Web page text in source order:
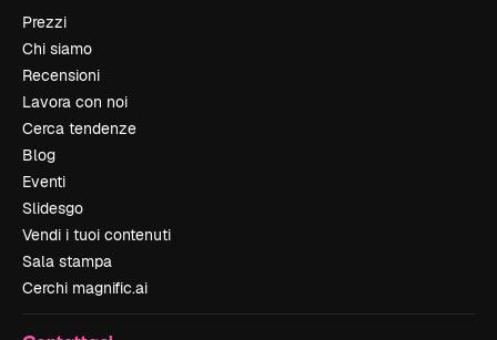
Prezzi
Chi siamo
Recensioni
Lavora con noi
Cerca tendenze
Blog
Eventi
Slidesgo
Vendi i tuoi contenuti
Sala stampa
Cerchi magnific.ai